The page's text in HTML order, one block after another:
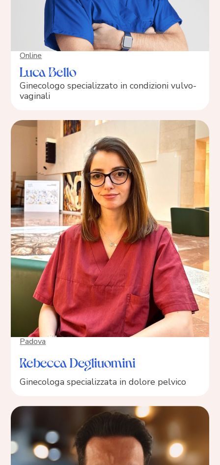
Online
Luca Bello
Ginecologo specializzato in condizioni vulvo-
vaginali
Padova
Rebecca Degliuomini
Ginecologa specializzata in dolore pelvico